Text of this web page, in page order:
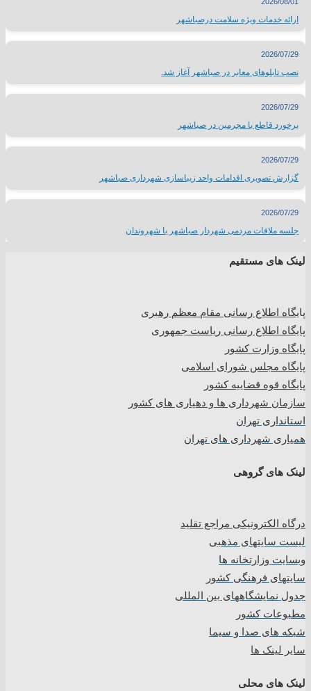
ارائه خدمات ویژه سلامت درصباشهر
2026/07/29
نصب تابلوهای معابر در صباشهر آغاز شد.
2026/07/29
برخورد قاطع با مجرمین در صباشهر
2026/07/29
گزارش تصویری اقدامات واحد زیباسازی شهرداری صباشهر
2026/07/29
جلسه ملاقات مردمی شهردار صباشهر با شهروندان
لینک های مستقیم
پایگاه اطلاع رسانی مقام معظم رهبری
پایگاه اطلاع رسانی ریاست جمهوری
پایگاه وزارت کشور
پایگاه مجلس شورای اسلامی
پایگاه قوه قضاییه کشور
سازمان شهرداری ها و دهیاری های کشور
استانداری تهران
همیاری شهرداری های تهران
لینک های گروهی
درگاه الکترونیکی مراجع تقلید
لیست سایتهای مذهبی
وبسایت وزارتخانه ها
سایتهای فرهنگی کشور
جدول نمایشگاههای بین المللی
مطبوعات کشور
شبکه های صدا و سیما
سایر لینک ها
لینک های محلی